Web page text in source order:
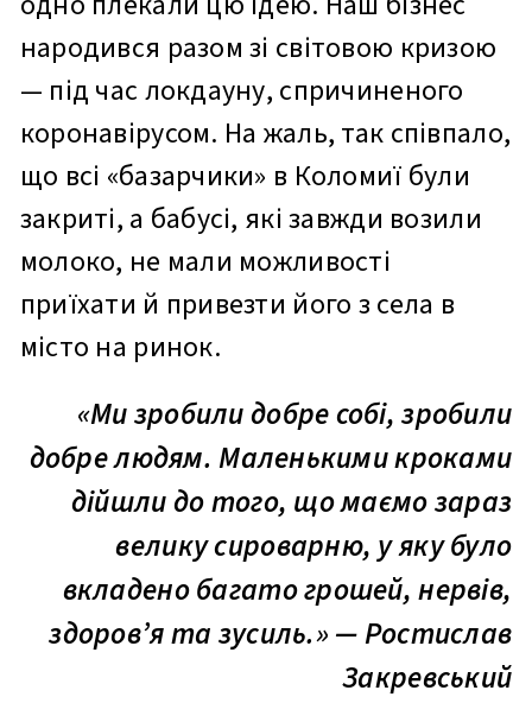
народився разом зі світовою кризою
— під час локдауну, спричиненого
коронавірусом. На жаль, так співпало,
що всі «базарчики» в Коломиї були
закриті, а бабусі, які завжди возили
молоко, не мали можливості
приїхати й привезти його з села в
місто на ринок.
«Ми зробили добре собі, зробили
добре людям. Маленькими кроками
дійшли до того, що маємо зараз
велику сироварню, у яку було
вкладено багато грошей, нервів,
здоров’я та зусиль.» — Ростислав
Закревський